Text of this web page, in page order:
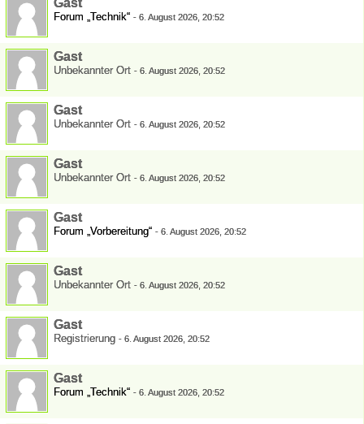
Gast
Forum „Technik“ - 6. August 2026, 20:52
Gast
Unbekannter Ort - 6. August 2026, 20:52
Gast
Unbekannter Ort - 6. August 2026, 20:52
Gast
Unbekannter Ort - 6. August 2026, 20:52
Gast
Forum „Vorbereitung“ - 6. August 2026, 20:52
Gast
Unbekannter Ort - 6. August 2026, 20:52
Gast
Registrierung - 6. August 2026, 20:52
Gast
Forum „Technik“ - 6. August 2026, 20:52